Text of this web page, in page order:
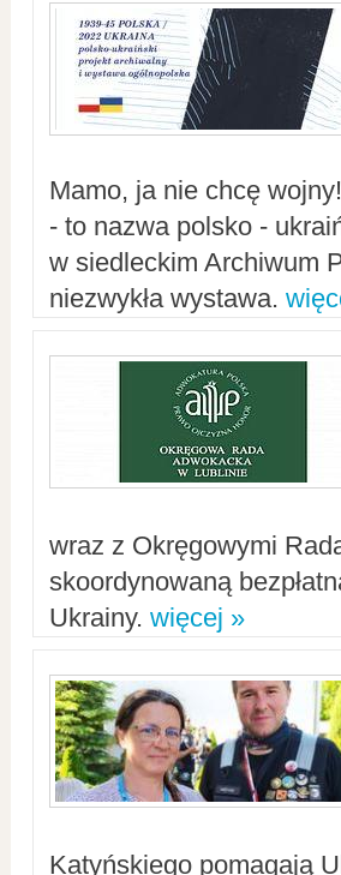
Mamo, ja nie chcę
- to nazwa polsko -
w siedleckim Archiwum
niezwykła wystawa.
wraz z Okręgowymi
skoordynowaną
Ukrainy. więcej »
Katyńskiego pomagają